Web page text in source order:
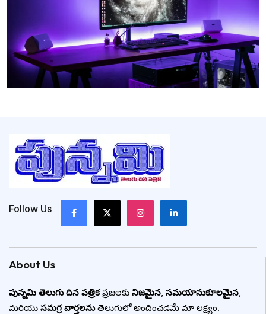
Follow Us
About Us
పున్నమి తెలుగు దిన పత్రికప్రజలకు నిజమైన, సమయానుకూలమైన,
మరియు సమగ్ర వార్తలనుతెలుగులో అందించడమే మా లక్ష్యం.